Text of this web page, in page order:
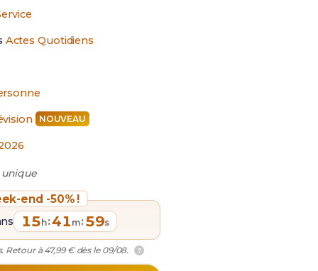
Actes Quotidiens
NOUVEAU
end -50% !
15h:41 m:58s
Retour à 47,99 € dès le 09/08. ?